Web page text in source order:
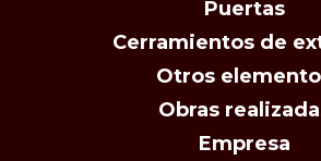
Puertas
Cerramientos de
Otros
Obras
Empresa